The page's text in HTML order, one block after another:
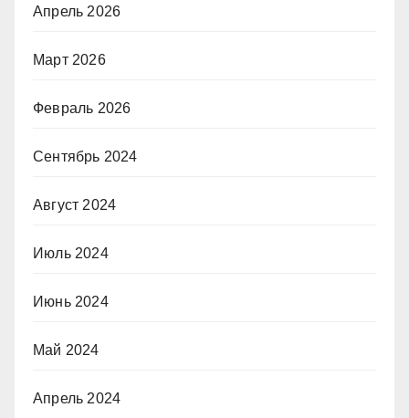
Апрель 2026
Март 2026
Февраль 2026
Сентябрь 2024
Август 2024
Июль 2024
Июнь 2024
Май 2024
Апрель 2024